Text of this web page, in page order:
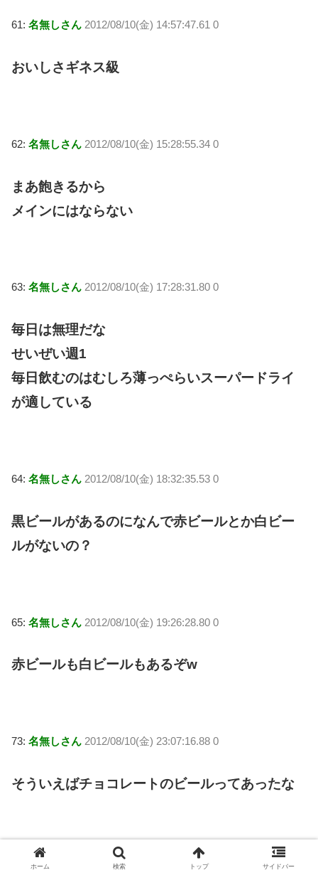
61: 名無しさん 2012/08/10(金) 14:57:47.61 0
おいしさギネス級
62: 名無しさん 2012/08/10(金) 15:28:55.34 0
まあ飽きるから
メインにはならない
63: 名無しさん 2012/08/10(金) 17:28:31.80 0
毎日は無理だな
せいぜい週1
毎日飲むのはむしろ薄っぺらいスーパードライ
が適している
64: 名無しさん 2012/08/10(金) 18:32:35.53 0
黒ビールがあるのになんで赤ビールとか白ビー
ルがないの？
65: 名無しさん 2012/08/10(金) 19:26:28.80 0
赤ビールも白ビールもあるぞw
73: 名無しさん 2012/08/10(金) 23:07:16.88 0
そういえばチョコレートのビールってあったな
名無しさん 2012/08/11(土) 02:53:49.55 0
ホーム 検索 トップ サイドバー